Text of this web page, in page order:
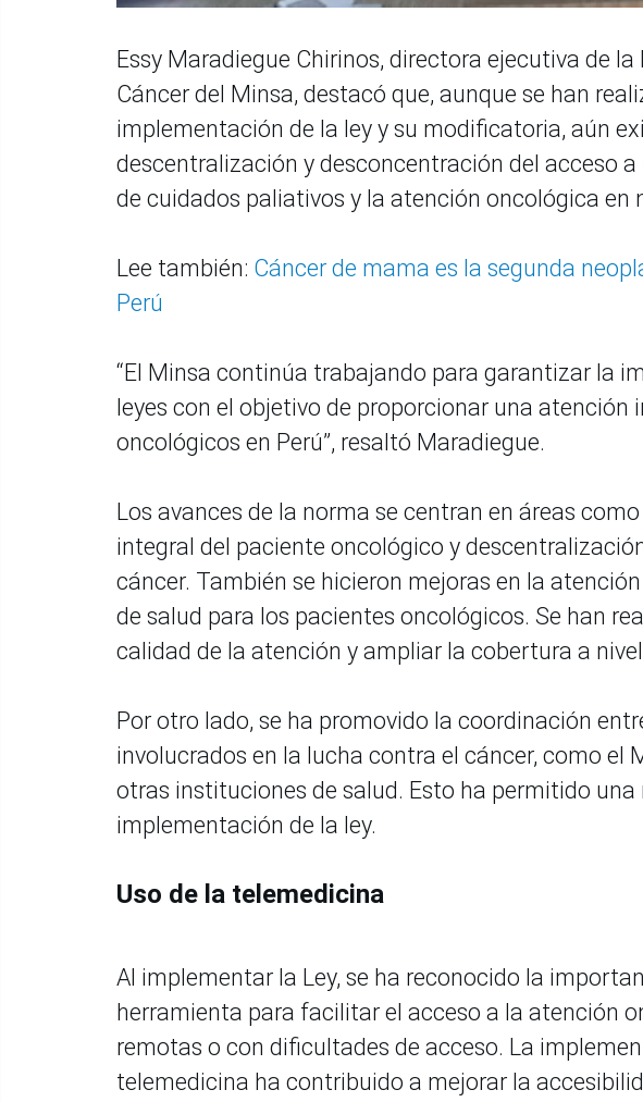
Essy Maradiegue Chirinos, directora ejecutiva de
Cáncer del Minsa, destacó que, aunque se han
implementación de la ley y su modificatoria, aún
descentralización y desconcentración del acceso
de cuidados paliativos y la atención oncológica en
Lee también: Cáncer de mama es la segunda
Perú
“El Minsa continúa trabajando para garantizar la
leyes con el objetivo de proporcionar una atención
oncológicos en Perú”, resaltó Maradiegue.
Los avances de la norma se centran en áreas
integral del paciente oncológico y
cáncer. También se hicieron mejoras en la
de salud para los pacientes oncológicos. Se han
calidad de la atención y ampliar la cobertura a
Por otro lado, se ha promovido la coordinación
involucrados en la lucha contra el cáncer, como el
otras instituciones de salud. Esto ha permitido
implementación de la ley.
Uso de la telemedicina
Al implementar la Ley, se ha reconocido la
herramienta para facilitar el acceso a la atención
remotas o con dificultades de acceso. La
telemedicina ha contribuido a mejorar la